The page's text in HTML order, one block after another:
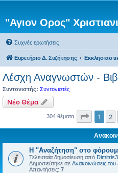
"Αγιον Ορος"
Συχνές ερωτήσεις
Ευρετήριο Δ. Συζήτησης
Λέσχη Αναγνωστών -
Συντονιστής: Συντονιστές
Νέο Θέμα
304 θέματα Σελίδα
1 2
Η "Αναζήτηση" στο
Τελευταία δημοσίευση από
Δημοσιεύτηκε σε Ανακοινώσεις
Απαντήσεις: 7